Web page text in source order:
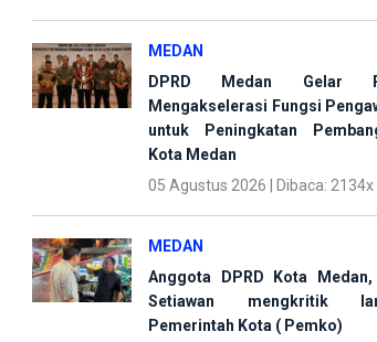
MEDAN
DPRD Medan Gelar
Mengakselerasi Fungsi
untuk Peningkatan
Kota Medan
05 Agustus 2026 | Dibaca: 2134x
MEDAN
Anggota DPRD Kota Medan,
Setiawan mengkritik
Pemerintah Kota ( Pemko)